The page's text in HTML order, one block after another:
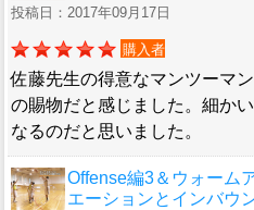
投稿日：2017年09月17日
購入者
佐藤先生の得意なマンツーマ
の賜物だと感じました。細か
なるのだと思いました。
Offense編3＆ウォーム
エーションとインバウ